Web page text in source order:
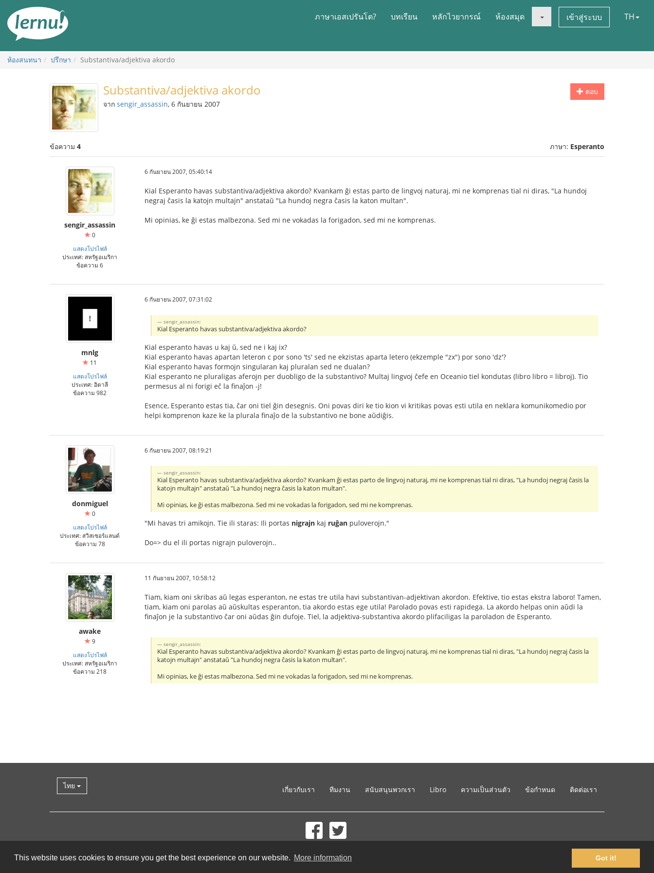
This website uses cookies to ensure you get the best experience on our website. More information Got it!
สารบัญ
ภาษาเอสเปรันโต? บทเรียน หลักไวยากรณ์ ห้องสมุด เข้าสู่ระบบ TH
ห้องสนทนา ปรึกษา Substantiva/adjektiva akordo
ตอบ
Substantiva/adjektiva akordo
จาก sengir_assassin, 6 กันยายน 2007
ข้อความ 4 ภาษา: Esperanto
sengir_assassin
0
แสดงโปรไฟล์
ประเทศ: สหรัฐอเมริกา
ข้อความ 6
6 กันยายน 2007, 05:40:14
Kial Esperanto havas substantiva/adjektiva akordo? Kvankam ĝi estas parto de lingvoj naturaj, mi ne komprenas tial ni diras, "La hundoj
negraj ĉasis la katojn multajn" anstataŭ "La hundoj negra ĉasis la katon multan".
Mi opinias, ke ĝi estas malbezona. Sed mi ne vokadas la forigadon, sed mi ne komprenas.
mnlg
11
แสดงโปรไฟล์
ประเทศ: อิตาลี
ข้อความ 982
6 กันยายน 2007, 07:31:02
sengir_assassin:
Kial Esperanto havas substantiva/adjektiva akordo?
Kial esperanto havas u kaj ŭ, sed ne i kaj ix?
Kial esperanto havas apartan leteron c por sono 'ts' sed ne ekzistas aparta letero (ekzemple "zx") por sono 'dz'?
Kial esperanto havas formojn singularan kaj pluralan sed ne dualan?
Kial esperanto ne pluraligas aferojn per duobligo de la substantivo? Multaj lingvoj ĉefe en Oceanio tiel kondutas (libro libro = libroj). Tio
permesus al ni forigi eĉ la finaĵon -j!
Esence, Esperanto estas tia, ĉar oni tiel ĝin desegnis. Oni povas diri ke tio kion vi kritikas povas esti utila en neklara komunikomedio por
helpi komprenon kaze ke la plurala finaĵo de la substantivo ne bone aŭdiĝis.
donmiguel
0
แสดงโปรไฟล์
ประเทศ: สวิสเซอร์แลนด์
ข้อความ 78
6 กันยายน 2007, 08:19:21
sengir_assassin:
Kial Esperanto havas substantiva/adjektiva akordo? Kvankam ĝi estas parto de lingvoj naturaj, mi ne komprenas tial ni diras, "La hundoj negraj ĉasis la
katojn multajn" anstataŭ "La hundoj negra ĉasis la katon multan".
Mi opinias, ke ĝi estas malbezona. Sed mi ne vokadas la forigadon, sed mi ne komprenas.
"Mi havas tri amikojn. Tie ili staras: Ili portas nigrajn kaj ruĝan puloverojn."
Do=> du el ili portas nigrajn puloverojn..
awake
9
แสดงโปรไฟล์
ประเทศ: สหรัฐอเมริกา
ข้อความ 218
11 กันยายน 2007, 10:58:12
Tiam, kiam oni skribas aŭ legas esperanton, ne estas tre utila havi substantivan-adjektivan akordon. Efektive, tio estas ekstra laboro! Tamen,
tiam, kiam oni parolas aŭ aŭskultas esperanton, tia akordo estas ege utila! Parolado povas esti rapidega. La akordo helpas onin aŭdi la
finaĵon je la substantivo ĉar oni aŭdas ĝin dufoje. Tiel, la adjektiva-substantiva akordo plifaciligas la paroladon de Esperanto.
sengir_assassin:
Kial Esperanto havas substantiva/adjektiva akordo? Kvankam ĝi estas parto de lingvoj naturaj, mi ne komprenas tial ni diras, "La hundoj negraj ĉasis la
katojn multajn" anstataŭ "La hundoj negra ĉasis la katon multan".
Mi opinias, ke ĝi estas malbezona. Sed mi ne vokadas la forigadon, sed mi ne komprenas.
ไทย เกี่ยวกับเรา ทีมงาน สนับสนุนพวกเรา Libro ความเป็นส่วนตัว ข้อกำหนด ติดต่อเรา